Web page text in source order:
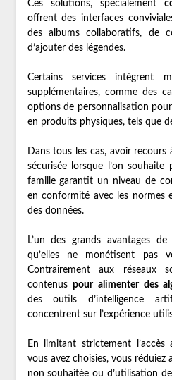
Ces solutions, spécialement
offrent des interfaces
des albums collaboratifs, de
d’ajouter des légendes.
Certains services intègrent
supplémentaires, comme des
options de personnalisation
en produits physiques, tels que
Dans tous les cas, avoir
sécurisée lorsque l’on
famille garantit un niveau de
en conformité avec les normes
des données.
L’un des grands avantages
qu’elles ne monétisent pas
Contrairement aux réseaux
contenuspour alimenter des
des outils d’intelligence
concentrent sur l’expérience
En limitant strictement l’accès
vous avez choisies, vous réduiez
non souhaitée ou d’utilisation